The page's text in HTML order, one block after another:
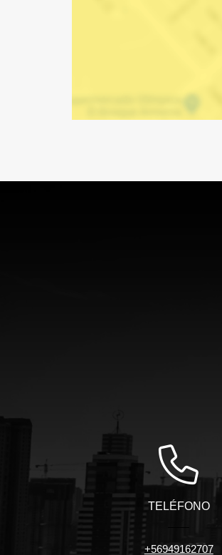
TELÉFONO
+56949162707